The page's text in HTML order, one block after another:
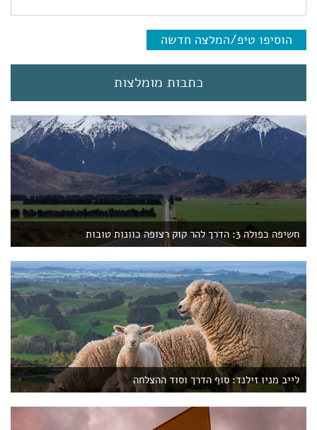
הוסיפו טיפ/המלצה חדשה
כתבות מומלצות
חשיפה כפולה 3: הדרך להר קוק רצופה כוונות טובות
לייב מניו זילנד: סוף הדרך וסוד ההצלחה